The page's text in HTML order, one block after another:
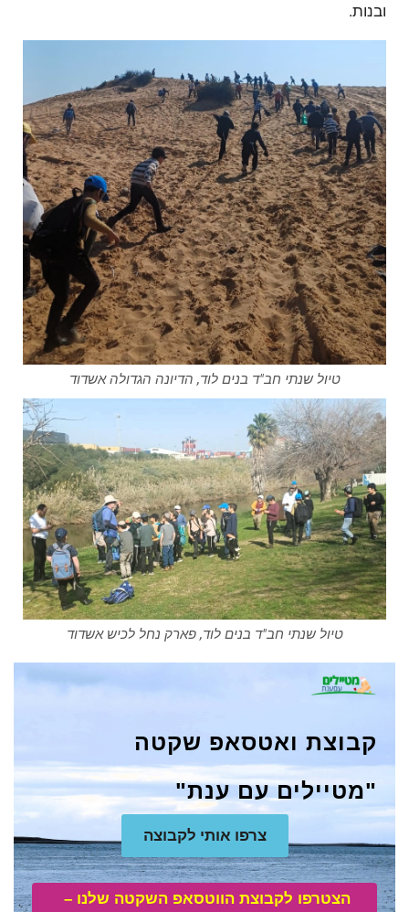
ובנות.
טיול שנתי חב"ד בנים לוד, הדיונה הגדולה אשדוד
טיול שנתי חב"ד בנים לוד, פארק נחל לכיש אשדוד
קבוצת ואטסאפ שקטה
"מטיילים עם ענת"
צרפו אותי לקבוצה
הצטרפו לקבוצת הווטסאפ השקטה שלנו –